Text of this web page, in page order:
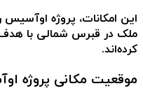
این امکانات، پروژه اوآسیس
ملک در قبرس شمالی با
کرده‌اند.
موقعیت مکانی پروژه